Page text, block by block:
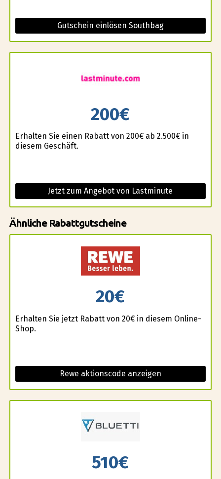
Gutschein einlösen Southbag
200€
Erhalten Sie einen Rabatt von 200€ ab 2.500€ in
diesem Geschäft.
Jetzt zum Angebot von Lastminute
Ähnliche Rabattgutscheine
20€
Erhalten Sie jetzt Rabatt von 20€ in diesem Online-
Shop.
Rewe aktionscode anzeigen
510€